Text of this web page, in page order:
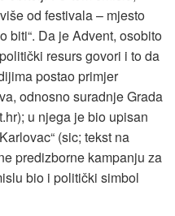
od festivala – mjesto
biti“. Da je Advent, osobito
resurs govori i to da
postao primjer
odnosno suradnje Grada
u njega je bio upisan
(sic; tekst na
predizborne kampanju za
bio i politički simbol